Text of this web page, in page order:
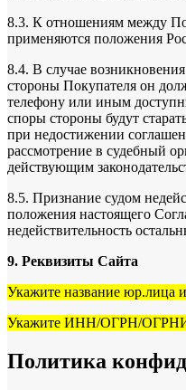
8.3. К отношениям между
применяются положения
8.4. В случае
стороны Покупателя он
телефону или иным
споры стороны будут
при недостижении
рассмотрение в судебный
действующим
8.5. Признание судом
положения настоящего
недействительность
9. Реквизиты Сайта
Укажите название юр.лица
Укажите ИНН/ОГРН/
Политика